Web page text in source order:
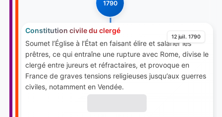
1790
12 juil. 1790
Constitution civile du clergé
Soumet l’Église à l’État en faisant élire et salarier les
prêtres, ce qui entraîne une rupture avec Rome, divise le
clergé entre jureurs et réfractaires, et provoque en
France de graves tensions religieuses jusqu’aux guerres
civiles, notamment en Vendée.